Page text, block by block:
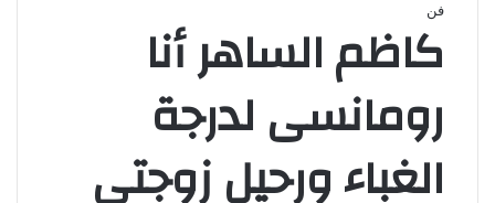
فن
كاظم الساهر أنا
رومانسى لدرجة
الغباء ورحيل زوجتى